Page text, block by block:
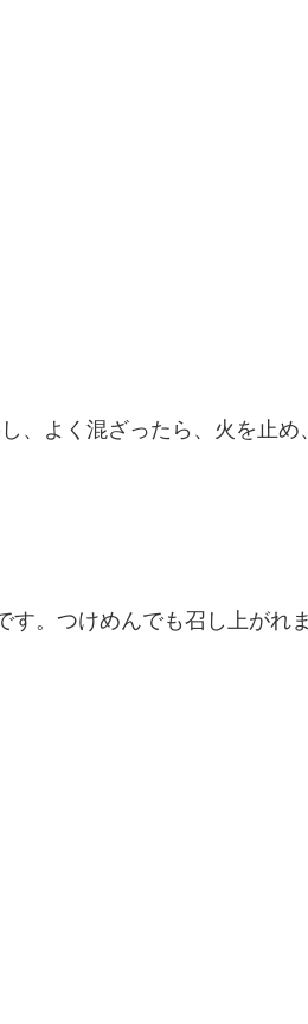
、よく混ざったら、火を止め
す。つけめんでも召し上がれ